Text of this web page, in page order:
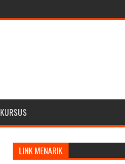
KURSUS
LINK MENARIK